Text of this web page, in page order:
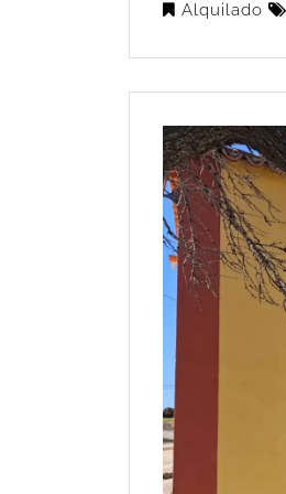
Alquilado